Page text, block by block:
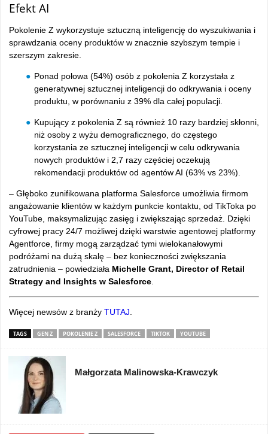
Efekt AI
Pokolenie Z wykorzystuje sztuczną inteligencję do wyszukiwania i
sprawdzania oceny produktów w znacznie szybszym tempie i
szerszym zakresie.
Ponad połowa (54%) osób z pokolenia Z korzystała z
generatywnej sztucznej inteligencji do odkrywania i oceny
produktu, w porównaniu z 39% dla całej populacji.
Kupujący z pokolenia Z są również 10 razy bardziej skłonni,
niż osoby z wyżu demograficznego, do częstego
korzystania ze sztucznej inteligencji w celu odkrywania
nowych produktów i 2,7 razy częściej oczekują
rekomendacji produktów od agentów AI (63% vs 23%).
– Głęboko zunifikowana platforma Salesforce umożliwia firmom
angażowanie klientów w każdym punkcie kontaktu, od TikToka po
YouTube, maksymalizując zasięg i zwiększając sprzedaż. Dzięki
cyfrowej pracy 24/7 możliwej dzięki warstwie agentowej platformy
Agentforce, firmy mogą zarządzać tymi wielokanałowymi
podróżami na dużą skalę – bez konieczności zwiększania
zatrudnienia – powiedziała Michelle Grant, Director of Retail
Strategy and Insights w Salesforce
Więcej newsów z branży TUTAJ
TAGS GEN Z POKOLENIE Z SALESFORCE TIKTOK YOUTUBE
Małgorzata Malinowska-Krawczyk